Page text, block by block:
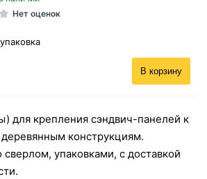
Нет оценок
В корзину
для крепления сэндвич-панелей к
конструкциям.
упаковками, с доставкой